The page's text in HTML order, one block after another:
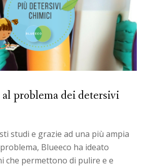
problema dei detersivi
studi e grazie ad una più ampia
Blueeco ha ideato
che permettono di pulire e e